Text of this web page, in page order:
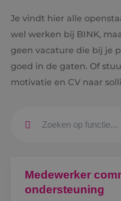
Je vindt hier alle
wel werken bij BINK,
geen vacature die bij je
goed in de gaten. Of
motivatie en CV naar
Medewerker
ondersteuning